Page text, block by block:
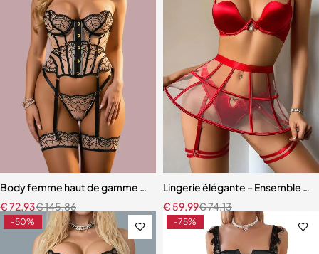
Body femme haut de gamme – Lingerie en maille au design raffiné
€145,86
€72,93
Lingerie élégante – Ensemble
€74,13
€ 59,99
-50% -75%